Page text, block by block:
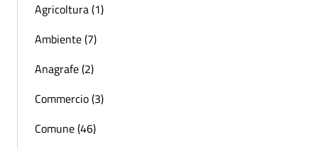
Agricoltura (1)
Ambiente (7)
Anagrafe (2)
Commercio (3)
Comune (46)